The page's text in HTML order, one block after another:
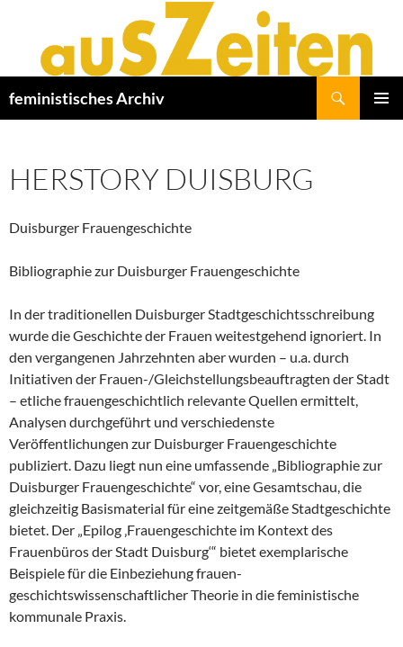
springen
feministisches Archiv
HERSTORY DUISBURG
Duisburger Frauengeschichte
Bibliographie zur Duisburger Frauengeschichte
In der traditionellen Duisburger Stadtgeschichtsschreibung
wurde die Geschichte der Frauen weitestgehend ignoriert. In
den vergangenen Jahrzehnten aber wurden – u.a. durch
Initiativen der Frauen-/Gleichstellungsbeauftragten der Stadt
– etliche frauengeschichtlich relevante Quellen ermittelt,
Analysen durchgeführt und verschiedenste
Veröffentlichungen zur Duisburger Frauengeschichte
publiziert. Dazu liegt nun eine umfassende „Bibliographie zur
Duisburger Frauengeschichte“ vor, eine Gesamtschau, die
gleichzeitig Basismaterial für eine zeitgemäße Stadtgeschichte
bietet. Der „Epilog ‚Frauengeschichte im Kontext des
Frauenbüros der Stadt Duisburg‘“ bietet exemplarische
Beispiele für die Einbeziehung frauen-
geschichtswissenschaftlicher Theorie in die feministische
kommunale Praxis.